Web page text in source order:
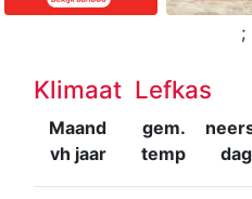
;
Klimaat Lefkas
Maand
vh jaar
gem.
temp